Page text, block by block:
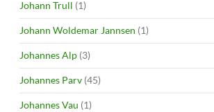
Johann Trull (1)
Johann Woldemar Jannsen (1)
Johannes Alp (3)
Johannes Parv (45)
Johannes Vau (1)